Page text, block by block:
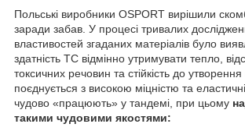
Польські виробники OSPORT вирішили
заради забав. У процесі тривалих
властивостей згаданих матеріалів було
здатність ТС відмінно утримувати тепло,
токсичних речовин та стійкість до
поєднується з високою міцністю та
чудово «працюють» у тандемі, при цьому
такими чудовими якостями: